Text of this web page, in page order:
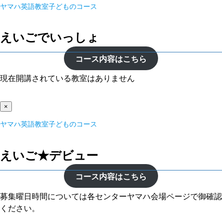
ヤマハ英語教室子どものコース
えいごでいっしょ
コース内容はこちら
現在開講されている教室はありません
×
ヤマハ英語教室子どものコース
えいご★デビュー
コース内容はこちら
募集曜日時間については各センターヤマハ会場ページで御確認
ください。